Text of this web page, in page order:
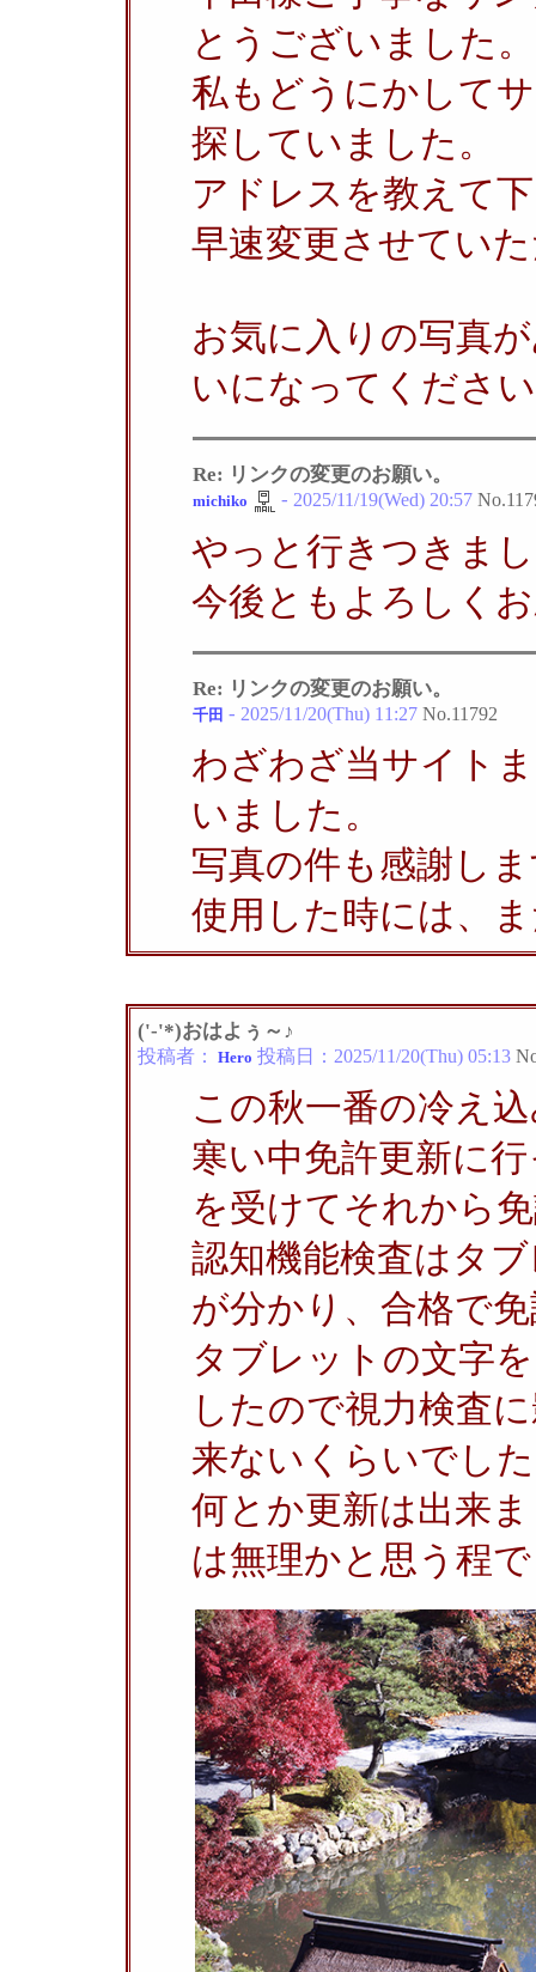
とうございました。
私もどうにかして
探していました。
アドレスを教えて
早速変更させてい
お気に入りの写真
いになってくださ
Re: リンクの変更のお願い。
michiko - 2025/11/19(Wed) 20:57 No.
やっと行きつきま
今後ともよろしく
Re: リンクの変更のお願い。
千田 - 2025/11/20(Thu) 11:27 No.11792
わざわざ当サイト
いました。
写真の件も感謝し
使用した時には、
('-'*)おはよぅ～♪
投稿者： Hero 投稿日： 2025/11/20(Thu) 05:13
この秋一番の冷え
寒い中免許更新に
を受けてそれから
認知機能検査はタ
が分かり、合格で
タブレットの文字
したので視力検査
来ないくらいでし
何とか更新は出来
は無理かと思う程